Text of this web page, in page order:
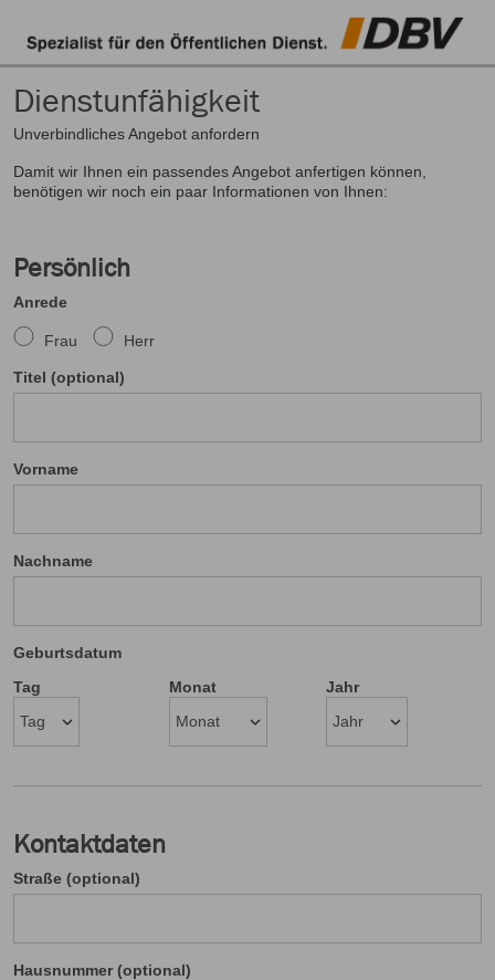
Dienstunfähigkeit
Unverbindliches Angebot anfordern
Damit wir Ihnen ein passendes Angebot anfertigen können,
benötigen wir noch ein paar Informationen von Ihnen:
Persönlich
Anrede
Frau Herr
Titel (optional)
Vorname
Nachname
Geburtsdatum
Tag
Monat Jahr
Kontaktdaten
Straße (optional)
Hausnummer (optional)